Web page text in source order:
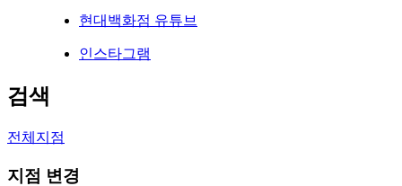
현대백화점 유튜브
인스타그램
검색
전체지점
지점 변경